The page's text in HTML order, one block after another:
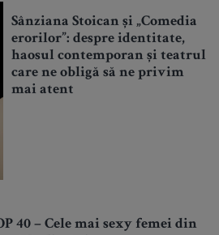
Sânziana Stoican și „Comedia
erorilor”: despre identitate,
haosul contemporan și teatrul
care ne obligă să ne privim
mai atent
40 – Cele mai sexy femei din